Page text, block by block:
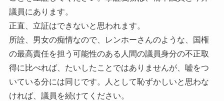
議員にあります。
正直、立証はできないと思われます。
所詮、男女の痴情なので、レンホーさんのような、国権
の最高責任を担う可能性のある人間の議員身分の不正取
得に比べれば、たいしたことではありませんが、嘘をつ
いている分には同じです。人として恥ずかしいと思わな
ければ、議員を続けてください。